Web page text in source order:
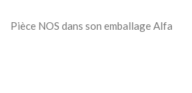
Pièce NOS dans son emballage Alfa